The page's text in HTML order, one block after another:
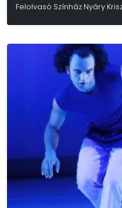
Felolvasó Színház Nyáry